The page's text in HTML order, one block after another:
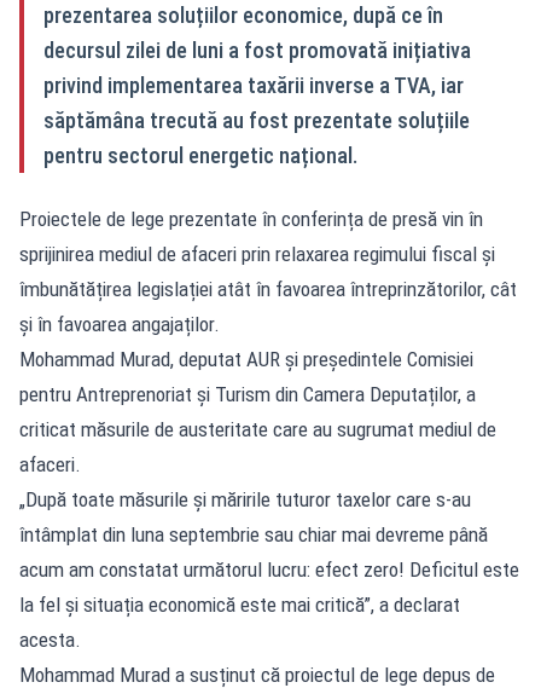
prezentarea soluțiilor economice, după ce în
decursul zilei de luni a fost promovată inițiativa
privind implementarea taxării inverse a TVA, iar
săptămâna trecută au fost prezentate soluțiile
pentru sectorul energetic național.
Proiectele de lege prezentate în conferința de presă vin în
sprijinirea mediul de afaceri prin relaxarea regimului fiscal și
îmbunătățirea legislației atât în favoarea întreprinzătorilor, cât
și în favoarea angajaților.
Mohammad Murad, deputat AUR și președintele Comisiei
pentru Antreprenoriat și Turism din Camera Deputaților, a
criticat măsurile de austeritate care au sugrumat mediul de
afaceri.
„După toate măsurile și măririle tuturor taxelor care s-au
întâmplat din luna septembrie sau chiar mai devreme până
acum am constatat următorul lucru: efect zero! Deficitul este
la fel și situația economică este mai critică”, a declarat
acesta.
Mohammad Murad a susținut că proiectul de lege depus de